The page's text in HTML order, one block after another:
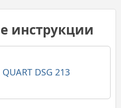
инструкции
DSG 213